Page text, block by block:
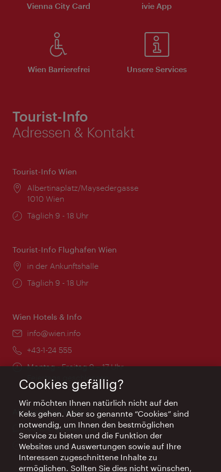
Vienna City Card ivie App
Wien Barrierefrei Unsere Services
Tourist-Info
Adressen & Kontakt
Tourist-Info Wien
Ort:
Albertinaplatz/Maysedergasse
1010 Wien
Öffnungszeiten:
Täglich 9 - 18 Uhr
Tourist-Info Flughafen Wien
Ort:
in der Ankunftshalle
Öffnungszeiten:
Täglich 9 - 18 Uhr
Wien Hotels & Info
Email:
info@wien.info
Telefon:
+43-1-24 555
Öffnungszeiten:
Montag - Freitag 9 – 17 Uhr
Feiertags geschlossen
AI Concierge Wien
Ort:
concierge.wien.info
Öffnungszeiten:
Informationen rund um die Uhr
Cookies gefällig?
Wir möchten Ihnen natürlich nicht auf den
Keks gehen. Aber so genannte “Cookies” sind
notwendig, um Ihnen den bestmöglichen
Service zu bieten und die Funktion der
Websites und Auswertungen sowie auf Ihre
Interessen zugeschnittene Inhalte zu
ermöglichen. Sollten Sie dies nicht wünschen,